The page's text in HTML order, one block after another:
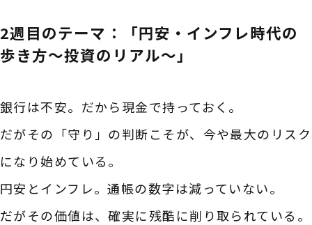
2週目のテーマ：「円安・インフレ時代の
歩き方～投資のリアル～」
銀行は不安。だから現金で持っておく。
だがその「守り」の判断こそが、今や最大のリスク
になり始めている。
円安とインフレ。通帳の数字は減っていない。
だがその価値は、確実に残酷に削り取られている。